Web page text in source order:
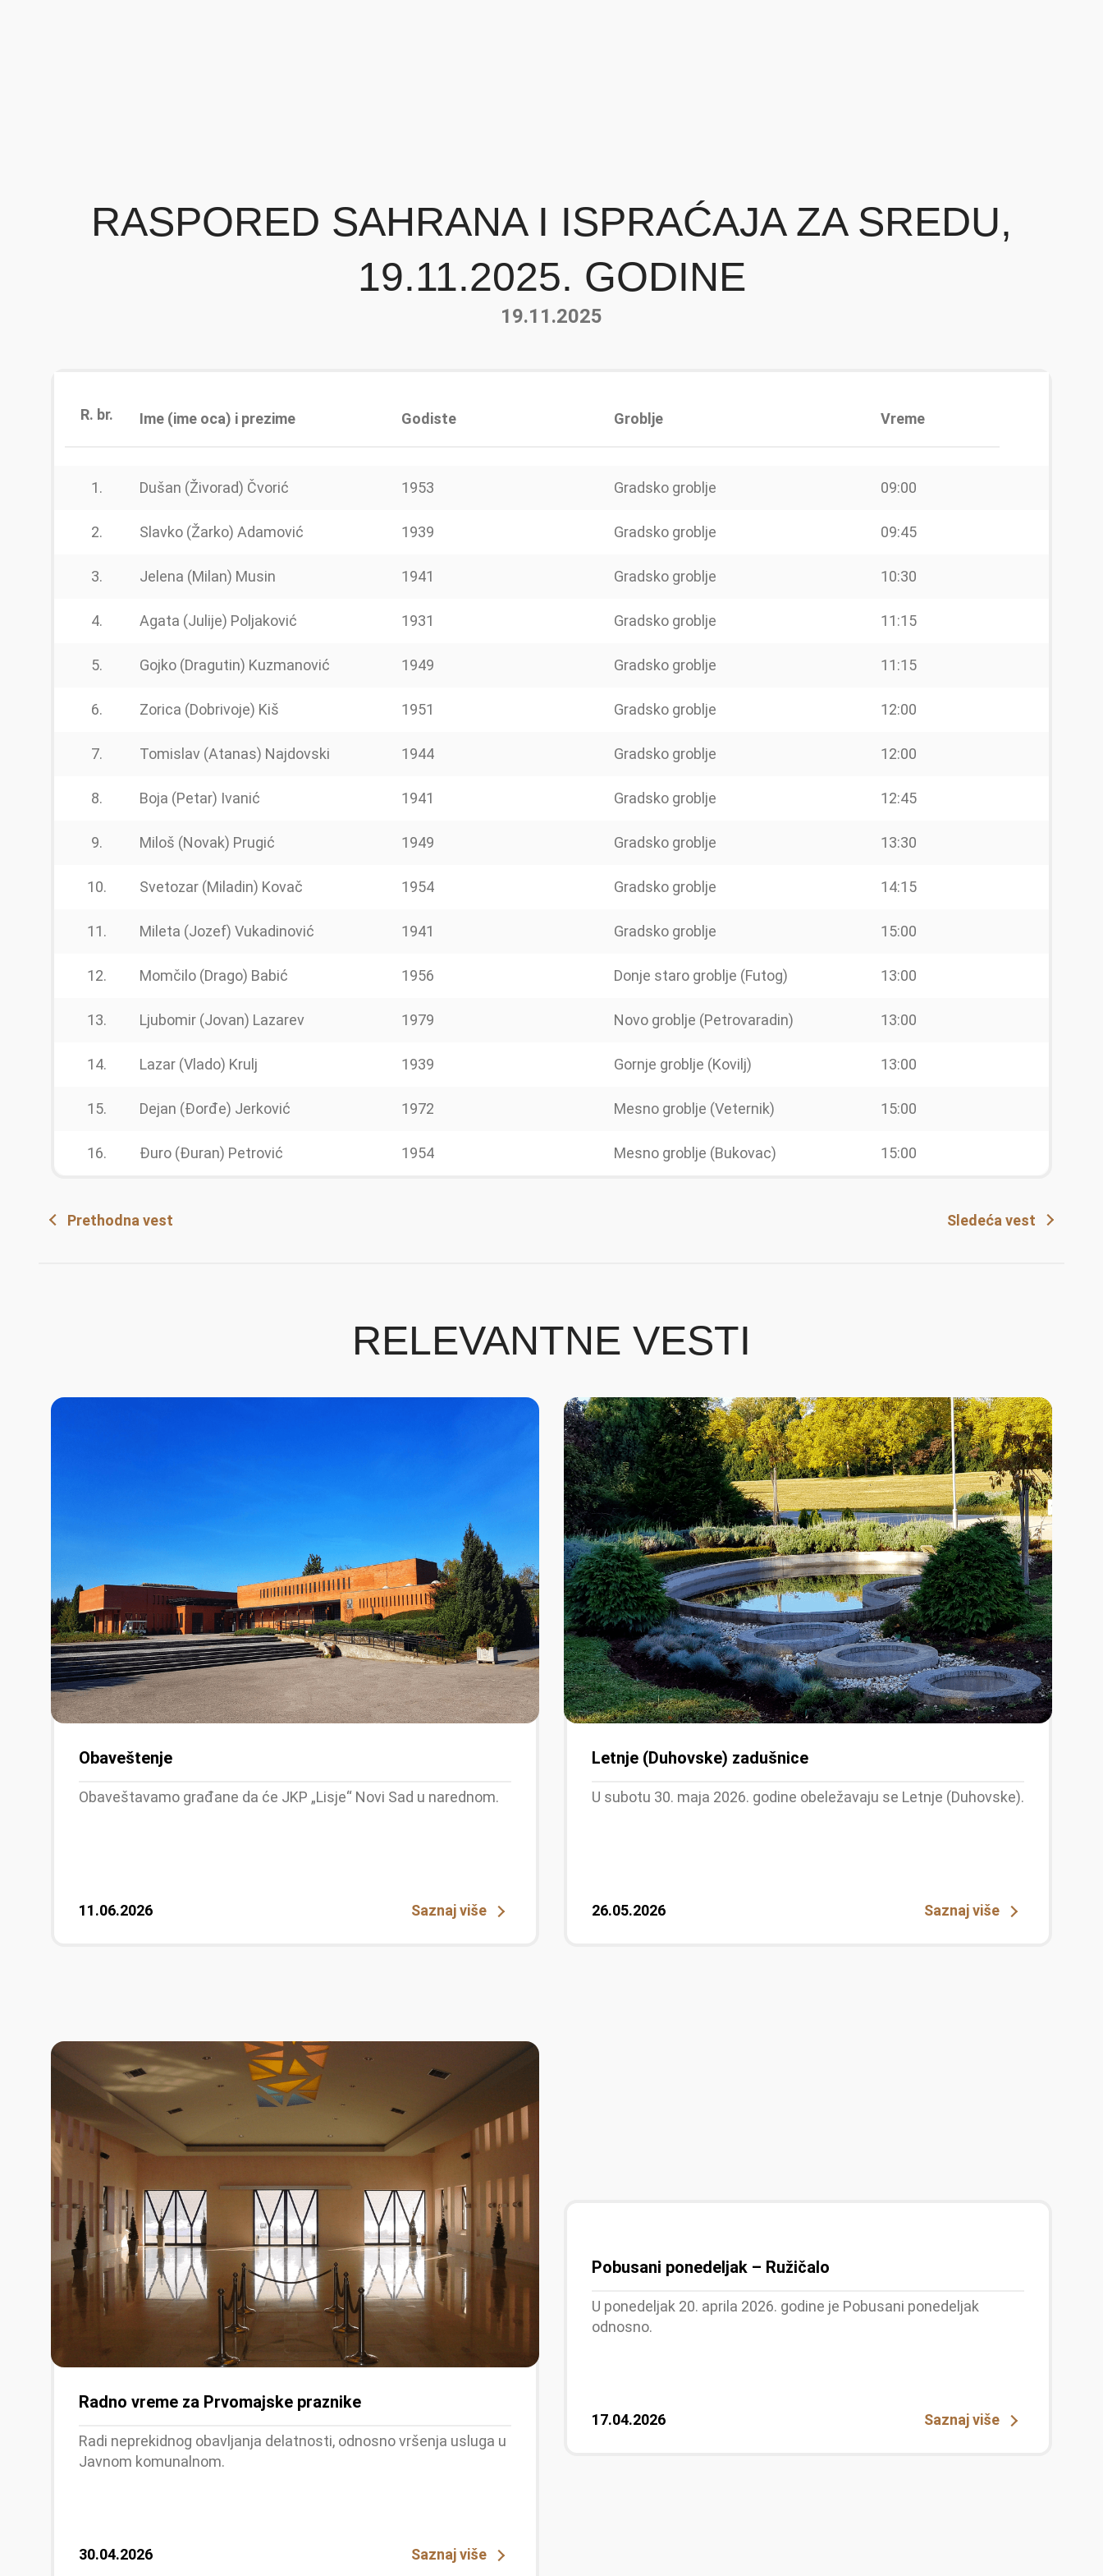
RASPORED SAHRANA I ISPRAĆAJA ZA SREDU,
19.11.2025. GODINE
19.11.2025
R. br. Ime (ime oca) i prezime Godiste Groblje Vreme
1. Dušan (Živorad) Čvorić 1953 Gradsko groblje 09:00
2. Slavko (Žarko) Adamović 1939 Gradsko groblje 09:45
3. Jelena (Milan) Musin 1941 Gradsko groblje 10:30
4. Agata (Julije) Poljaković 1931 Gradsko groblje 11:15
5. Gojko (Dragutin) Kuzmanović 1949 Gradsko groblje 11:15
6. Zorica (Dobrivoje) Kiš 1951 Gradsko groblje 12:00
7. Tomislav (Atanas) Najdovski 1944 Gradsko groblje 12:00
8. Boja (Petar) Ivanić 1941 Gradsko groblje 12:45
9. Miloš (Novak) Prugić 1949 Gradsko groblje 13:30
10. Svetozar (Miladin) Kovač 1954 Gradsko groblje 14:15
11. Mileta (Jozef) Vukadinović 1941 Gradsko groblje 15:00
12. Momčilo (Drago) Babić 1956 Donje staro groblje (Futog) 13:00
13. Ljubomir (Jovan) Lazarev 1979 Novo groblje (Petrovaradin) 13:00
14. Lazar (Vlado) Krulj 1939 Gornje groblje (Kovilj) 13:00
15. Dejan (Đorđe) Jerković 1972 Mesno groblje (Veternik) 15:00
16. Đuro (Đuran) Petrović 1954 Mesno groblje (Bukovac) 15:00
Prethodna vest Sledeća vest
RELEVANTNE VESTI
Obaveštenje
Obaveštavamo građane da će JKP „Lisje“ Novi Sad u narednom.
11.06.2026 Saznaj više
Letnje (Duhovske) zadušnice
U subotu 30. maja 2026. godine obeležavaju se Letnje (Duhovske).
26.05.2026 Saznaj više
Radno vreme za Prvomajske praznike
Radi neprekidnog obavljanja delatnosti, odnosno vršenja usluga u
Javnom komunalnom.
30.04.2026 Saznaj više
Pobusani ponedeljak – Ružičalo
U ponedeljak 20. aprila 2026. godine je Pobusani ponedeljak
odnosno.
17.04.2026 Saznaj više